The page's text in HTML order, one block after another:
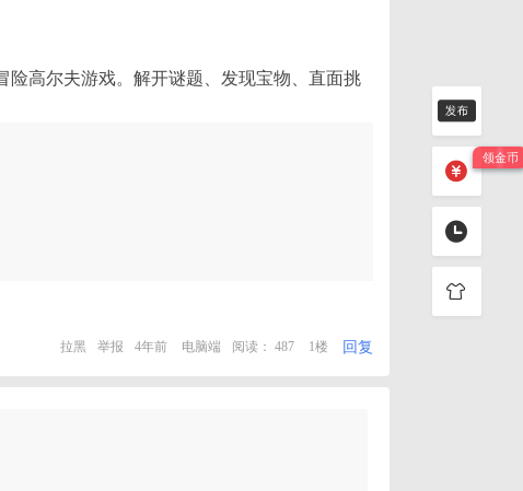
高尔夫游戏。解开谜题、发现宝物、直面挑
拉黑 举报 4年前 电脑端 阅读： 487 1楼 回复